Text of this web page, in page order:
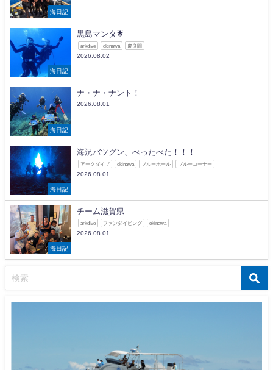
海日記
海日記
黒島マンタ🌟
arkdive okinawa 慶良間
2026.08.02
海日記
ナ・ナ・ナント！
2026.08.01
海日記
海況バツグン、べったべた！！！
アークダイブ okinawa ブルーホール ブルーコーナー
2026.08.01
海日記
チーム滋賀県
arkdive ファンダイビング okinawa
2026.08.01